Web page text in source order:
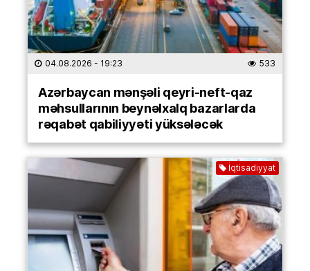
04.08.2026 - 19:23 533
Azərbaycan mənşəli qeyri-neft-qaz
məhsullarının beynəlxalq bazarlarda
rəqabət qabiliyyəti yüksələcək
İqtisadiyyat